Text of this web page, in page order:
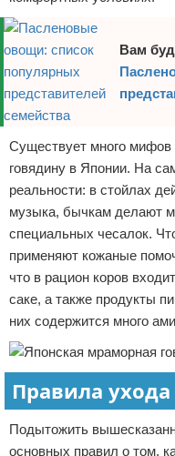
Вам
Существует много
говядину в Японии. На
реальности: в стойлах
музыка, бычкам делают
специальных чесалок.
применяют кожаные
что в рацион коров
саке, а также продукты
них содержится много
Правила ухода
Подытожить
основных правил о том,